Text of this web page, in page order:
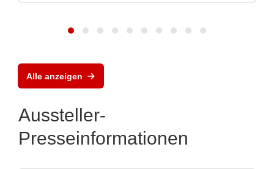
Alle anzeigen
Aussteller-
Presseinformationen